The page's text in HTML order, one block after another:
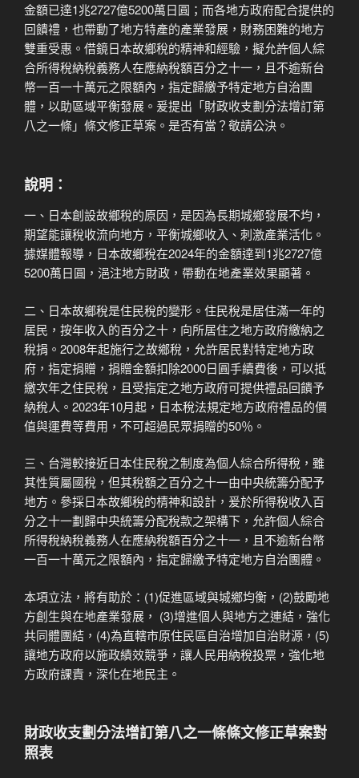
金額已達1兆2727億5200萬日圓；而各地方政府配合提供的
回饋禮，也帶動了地方特產的產業發展，財務困難的地方
雙重受惠。借鏡日本故鄉稅的精神和經驗，擬允許個人綜
合所得稅納稅義務人在應納稅額百分之十一，且不逾新台
幣一百一十萬元之限額內，指定歸繳予特定地方自治團
體，以助區域平衡發展。爰提出「財政收支劃分法增訂第
八之一條」條文修正草案。是否有當？敬請公決。
說明：
一、日本創設故鄉稅的原因，是因為長期城鄉發展不均，
期望能讓稅收流向地方，平衡城鄉收入、刺激產業活化。
據媒體報導，日本故鄉稅在2024年的金額達到1兆2727億
5200萬日圓，浥注地方財政，帶動在地產業效果顯著。
二、日本故鄉稅是住民稅的變形。住民稅是居住滿一年的
居民，按年收入的百分之十，向所居住之地方政府繳納之
稅捐。2008年起施行之故鄉稅，允許居民對特定地方政
府，指定捐贈，捐贈金額扣除2000日圓手續費後，可以抵
繳次年之住民稅，且受指定之地方政府可提供禮品回饋予
納稅人。2023年10月起，日本稅法規定地方政府禮品的價
值與運費等費用，不可超過民眾捐贈的50％。
三、台灣較接近日本住民稅之制度為個人綜合所得稅，雖
其性質屬國稅，但其稅額之百分之十一由中央統籌分配予
地方。參採日本故鄉稅的棈神和設計，爰於所得稅收入百
分之十一劃歸中央統籌分配稅款之架構下，允許個人綜合
所得稅納稅義務人在應納稅額百分之十一，且不逾新台幣
一百一十萬元之限額內，指定歸繳予特定地方自治團體。
本項立法，將有助於：(1)促進區域與城鄉均衡，(2)鼓勵地
方創生與在地產業發展， (3)增進個人與地方之連結，強化
共同體團結，(4)為直轄市原住民區自治增加自治財源，(5)
讓地方政府以施政績效競爭，讓人民用納稅投票，強化地
方政府課責，深化在地民主。
財政收支劃分法增訂第八之一條條文修正草案對
照表